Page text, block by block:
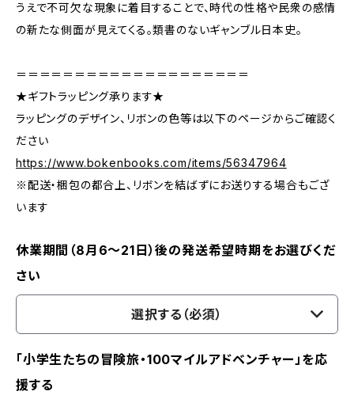
うえで不可欠な現象に着目することで、時代の性格や民衆の感情
の新たな側面が見えてくる。類書のないギャンブル日本史。
＝＝＝＝＝＝＝＝＝＝＝＝＝＝＝＝＝＝＝＝
★ギフトラッピング承ります★
ラッピングのデザイン、リボンの色等は以下のページからご確認く
ださい
https://www.bokenbooks.com/items/56347964
※配送・梱包の都合上、リボンを結ばずにお送りする場合もござ
います
休業期間（8月6〜21日）後の発送希望時期をお選びくだ
さい
選択する（必須）
「小学生たちの冒険旅・100マイルアドベンチャー」を応
援する